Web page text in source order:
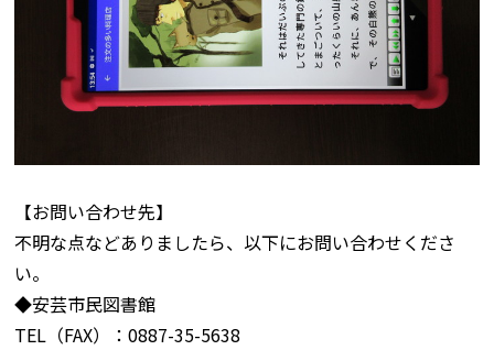
【お問い合わせ先】
不明な点などありましたら、以下にお問い合わせくださ
い。
◆安芸市民図書館
TEL（FAX）：0887-35-5638